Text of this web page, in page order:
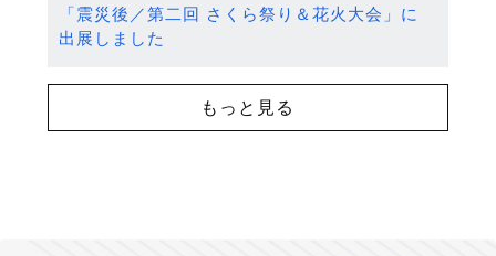
「震災後／第二回 さくら祭り＆花火大会」に
出展しました
もっと見る